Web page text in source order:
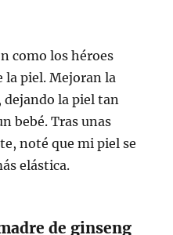
como los héroes
la piel. Mejoran la
dejando la piel tan
bebé. Tras unas
noté que mi piel se
elástica.
de ginseng